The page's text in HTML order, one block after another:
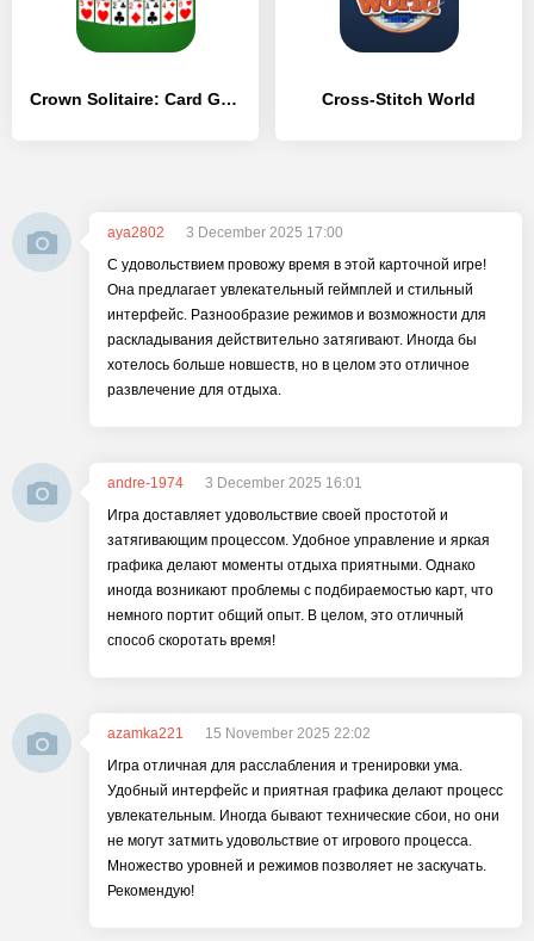
Crown Solitaire: Card Game - [MOD Много монет] Cross-Stitch World
aya2802
3 December 2025 17:00
С удовольствием провожу время в этой карточной игре!
Она предлагает увлекательный геймплей и стильный
интерфейс. Разнообразие режимов и возможности для
раскладывания действительно затягивают. Иногда бы
хотелось больше новшеств, но в целом это отличное
развлечение для отдыха.
andre-1974
3 December 2025 16:01
Игра доставляет удовольствие своей простотой и
затягивающим процессом. Удобное управление и яркая
графика делают моменты отдыха приятными. Однако
иногда возникают проблемы с подбираемостью карт, что
немного портит общий опыт. В целом, это отличный
способ скоротать время!
azamka221
15 November 2025 22:02
Игра отличная для расслабления и тренировки ума.
Удобный интерфейс и приятная графика делают процесс
увлекательным. Иногда бывают технические сбои, но они
не могут затмить удовольствие от игрового процесса.
Множество уровней и режимов позволяет не заскучать.
Рекомендую!